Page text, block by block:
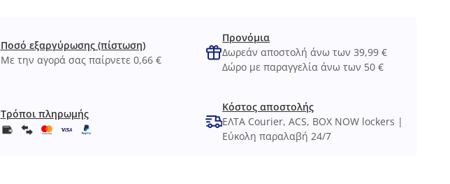
Ποσό εξαργύρωσης (πίστωση)
Με την αγορά σας παίρνετε 0,66 €
Προνόμια
Δωρεάν αποστολή άνω των 39,99 €
Δώρο με παραγγελία άνω των 50 €
Τρόποι πληρωμής
Κόστος αποστολής
ΕΛΤΑ Courier, ACS, BOX NOW lockers |
Εύκολη παραλαβή 24/7